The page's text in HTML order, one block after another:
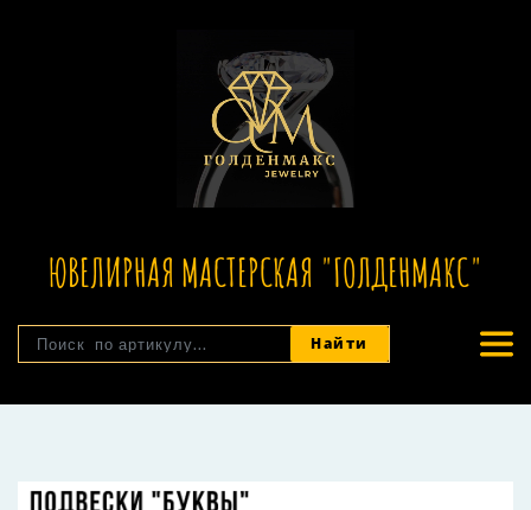
ЮВЕЛИРНАЯ МАСТЕРСКАЯ "ГОЛДЕНМАКС"
Найти